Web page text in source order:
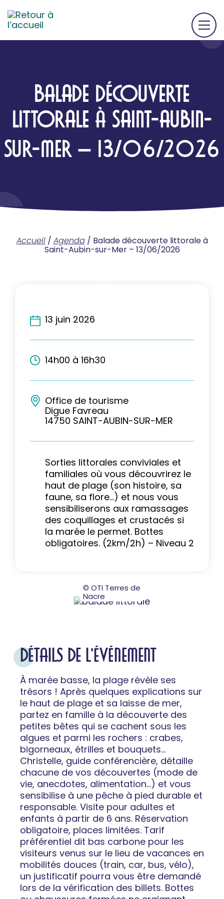
BALADE DÉCOUVERTE
LITTORALE À SAINT-AUBIN-
SUR-MER – 13/06/2026
Accueil/ Agenda/ Balade découverte littorale à
Saint-Aubin-sur-Mer – 13/06/2026
© OTI Terres de
Nacre
13 juin 2026
14h00 à 16h30
Office de tourisme
Digue Favreau
14750 SAINT-AUBIN-SUR-MER
Sorties littorales conviviales et
familiales où vous découvrirez le
haut de plage (son histoire, sa
faune, sa flore…) et nous vous
sensibiliserons aux ramassages
des coquillages et crustacés si
la marée le permet. Bottes
obligatoires. (2km/2h) – Niveau 2
DÉTAILS DE L'ÉVÉNEMENT
À marée basse, la plage révèle ses
trésors ! Après quelques explications sur
le haut de plage et sa laisse de mer,
partez en famille à la découverte des
petites bêtes qui se cachent sous les
algues et parmi les rochers : crabes,
bigorneaux, étrilles et bouquets…
Christelle, guide conférencière, détaille
chacune de vos découvertes (mode de
vie, anecdotes, alimentation…) et vous
sensibilise à une pêche à pied durable et
responsable. Visite pour adultes et
enfants à partir de 6 ans. Réservation
obligatoire, places limitées. Tarif
préférentiel dit bas carbone pour les
visiteurs venus sur le lieu de vacances en
mobilités douces (train, car, bus, vélo),
un justificatif pourra vous être demandé
lors de la vérification des billets. Bottes